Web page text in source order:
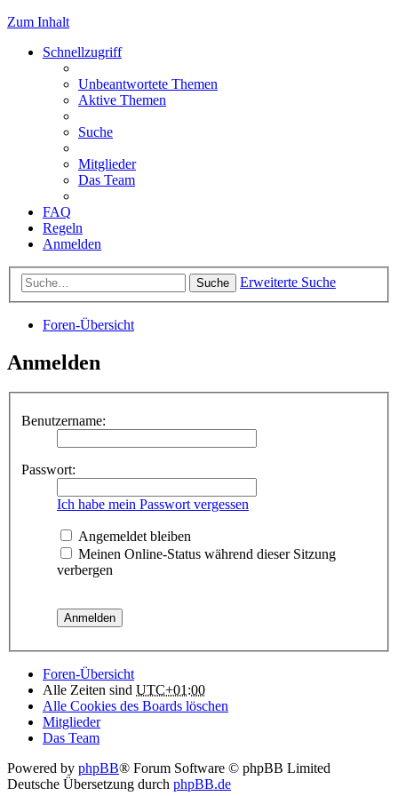
Zum Inhalt
Schnellzugriff
Unbeantwortete Themen
Aktive Themen
Suche
Mitglieder
Das Team
FAQ
Regeln
Anmelden
Suche Erweiterte Suche
Foren-Übersicht
Anmelden
Benutzername:
Passwort:
Ich habe mein Passwort vergessen
Angemeldet bleiben
Meinen Online-Status während dieser Sitzung
verbergen
Foren-Übersicht
Alle Zeiten sind UTC+01:00
Alle Cookies des Boards löschen
Mitglieder
Das Team
Powered by phpBB® Forum Software © phpBB Limited
Deutsche Übersetzung durch phpBB.de